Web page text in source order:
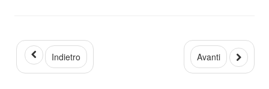
Indietro Avanti